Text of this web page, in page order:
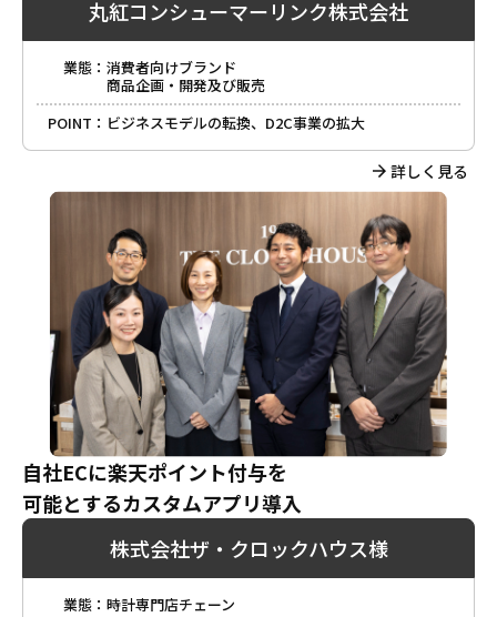
丸紅コンシューマーリンク株式会社
業態： 消費者向けブランド
商品企画・開発及び販売
POINT： ビジネスモデルの転換、D2C事業の拡大
詳しく見る
自社ECに楽天ポイント付与を
可能とするカスタムアプリ導入
株式会社ザ・クロックハウス様
業態： 時計専門店チェーン